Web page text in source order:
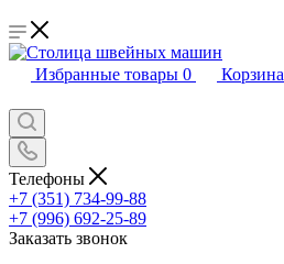
Избранные товары 0 Корзина
Телефоны
+7 (351) 734-99-88
+7 (996) 692-25-89
Заказать звонок